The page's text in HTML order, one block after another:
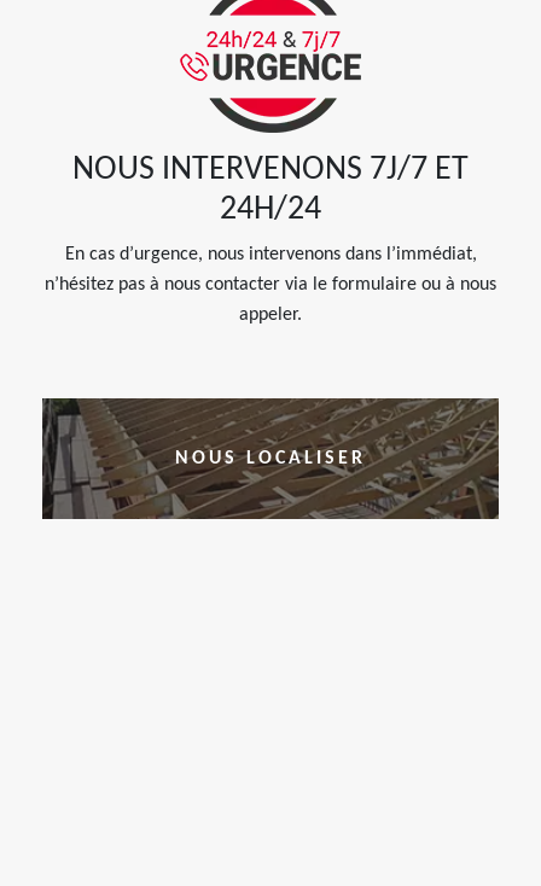
NOUS INTERVENONS 7J/7 ET
24H/24
En cas d’urgence, nous intervenons dans l’immédiat,
n’hésitez pas à nous contacter via le formulaire ou à nous
appeler.
NOUS LOCALISER